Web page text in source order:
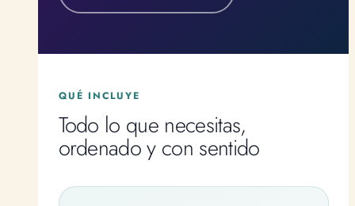
QUÉ INCLUYE
Todo lo que necesitas,
ordenado y con sentido